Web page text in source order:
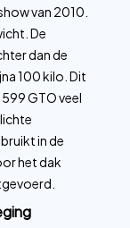
van 2010.
De
dan de
100 kilo. Dit
GTO veel
in de
het dak